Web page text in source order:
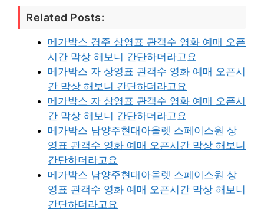
Related Posts:
메가박스 경주 상영표 관객수 영화 예매 오픈
시간 막상 해보니 간단하더라고요
메가박스 자 상영표 관객수 영화 예매 오픈시
간 막상 해보니 간단하더라고요
메가박스 자 상영표 관객수 영화 예매 오픈시
간 막상 해보니 간단하더라고요
메가박스 남양주현대아울렛 스페이스원 상
영표 관객수 영화 예매 오픈시간 막상 해보니
간단하더라고요
메가박스 남양주현대아울렛 스페이스원 상
영표 관객수 영화 예매 오픈시간 막상 해보니
간단하더라고요